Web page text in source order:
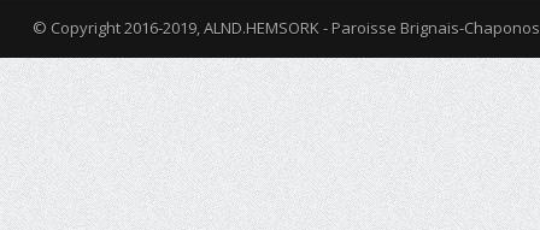
© Copyright 2016-2019, ALND.HEMSORK - Paroisse Brignais-